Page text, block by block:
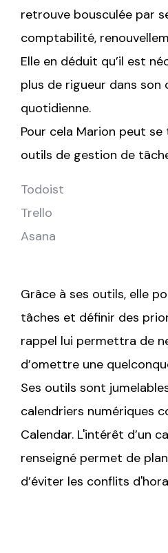
retrouve bousculée par
comptabilité,
Elle en déduit qu’il est
plus de rigueur dans son
quotidienne.
Pour cela Marion peut
outils de gestion de
Todoist
Trello
Asana
Grâce à ses outils, elle
tâches et définir des
rappel lui permettra de
d’omettre une
Ses outils sont
calendriers numériques
Calendar. L'intérêt d’un
renseigné permet de
d’éviter les conflits